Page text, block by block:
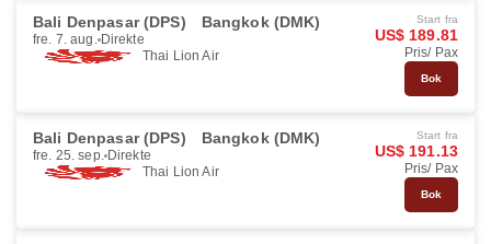
Bali Denpasar (DPS) Bangkok (DMK)
fre. 7. aug. Direkte
Thai Lion Air
Start fra
US$ 189.81
Pris/ Pax
Bok
Bali Denpasar (DPS) Bangkok (DMK)
fre. 25. sep. Direkte
Thai Lion Air
Start fra
US$ 191.13
Pris/ Pax
Bok